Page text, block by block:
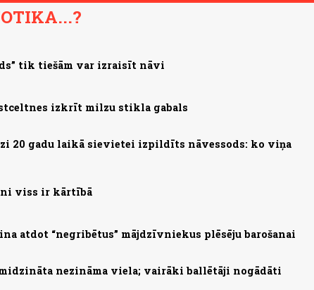
tik tiešām var izraisīt nāvi
izkrīt milzu stikla gabals
20 gadu laikā sievietei izpildīts nāvessods: ko viņa
viss ir kārtībā
atdot “negribētus” mājdzīvniekus plēsēju barošanai
nezināma viela; vairāki ballētāji nogādāti